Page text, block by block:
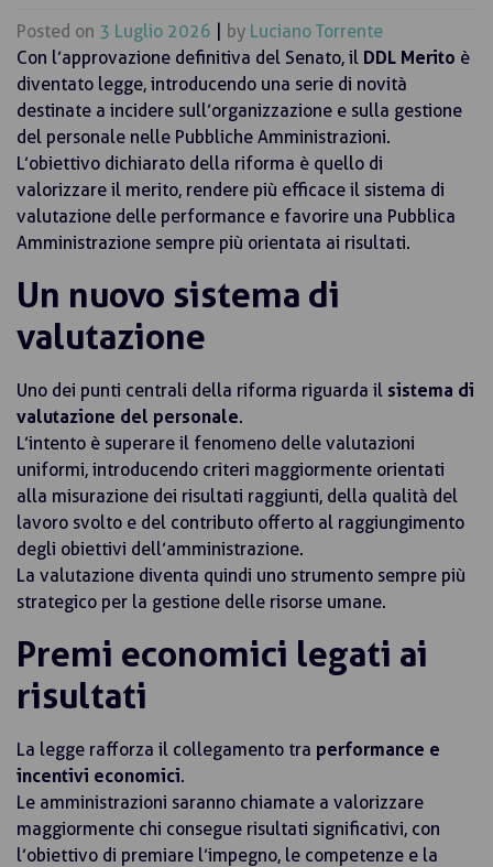
Posted on 3 Luglio 2026 by Luciano Torrente
Con l’approvazione definitiva del Senato, il DDL Merito è
diventato legge, introducendo una serie di novità
destinate a incidere sull’organizzazione e sulla gestione
del personale nelle Pubbliche Amministrazioni.
L’obiettivo dichiarato della riforma è quello di
valorizzare il merito, rendere più efficace il sistema di
valutazione delle performance e favorire una Pubblica
Amministrazione sempre più orientata ai risultati.
Un nuovo sistema di
valutazione
Uno dei punti centrali della riforma riguarda il sistema di
valutazione del personale.
L’intento è superare il fenomeno delle valutazioni
uniformi, introducendo criteri maggiormente orientati
alla misurazione dei risultati raggiunti, della qualità del
lavoro svolto e del contributo offerto al raggiungimento
degli obiettivi dell’amministrazione.
La valutazione diventa quindi uno strumento sempre più
strategico per la gestione delle risorse umane.
Premi economici legati ai
risultati
La legge rafforza il collegamento tra performance e
incentivi economici.
Le amministrazioni saranno chiamate a valorizzare
maggiormente chi consegue risultati significativi, con
l’obiettivo di premiare l’impegno, le competenze e la